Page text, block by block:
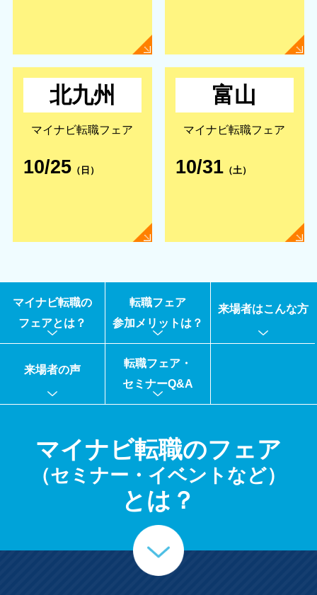
北九州
マイナビ転職フェア
10/25（日）
富山
マイナビ転職フェア
10/31（土）
マイナビ転職の
フェアとは？
転職フェア
参加メリットは？
来場者はこんな方
来場者の声
転職フェア・
セミナーQ&A
マイナビ転職のフェア
（セミナー・イベントなど）
とは？